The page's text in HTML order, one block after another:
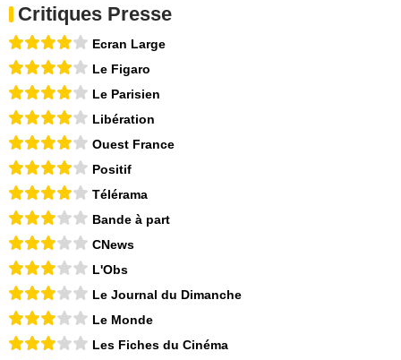
Critiques Presse
Ecran Large
Le Figaro
Le Parisien
Libération
Ouest France
Positif
Télérama
Bande à part
CNews
L'Obs
Le Journal du Dimanche
Le Monde
Les Fiches du Cinéma